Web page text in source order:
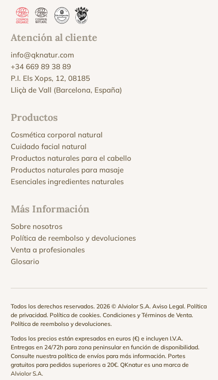
Atención al cliente
info@qknatur.com
+34 669 89 38 89
P.I. Els Xops, 12, 08185
Lliçà de Vall (Barcelona, España)
Productos
Cosmética corporal natural
Cuidado facial natural
Productos naturales para el cabello
Productos naturales para masaje
Esenciales ingredientes naturales
Más Información
Sobre nosotros
Política de reembolso y devoluciones
Venta a profesionales
Glosario
Todos los derechos reservados. 2026 © Alviolor S.A.Aviso Legal. Política
de privacidad. Política de cookies.Condiciones y Términos de Venta.
Política de reembolso y devoluciones.
Todos los precios están expresados en euros (€) e incluyen I.V.A.
Entregas en 24/72h para zona peninsular en función de disponibilidad.
Consulte nuestrapolítica de envíos para más información. Portes
gratuitos para pedidos superiores a 20€. QKnatur es una marca de
Alviolor S.A.